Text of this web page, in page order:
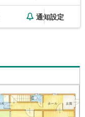
通知設定